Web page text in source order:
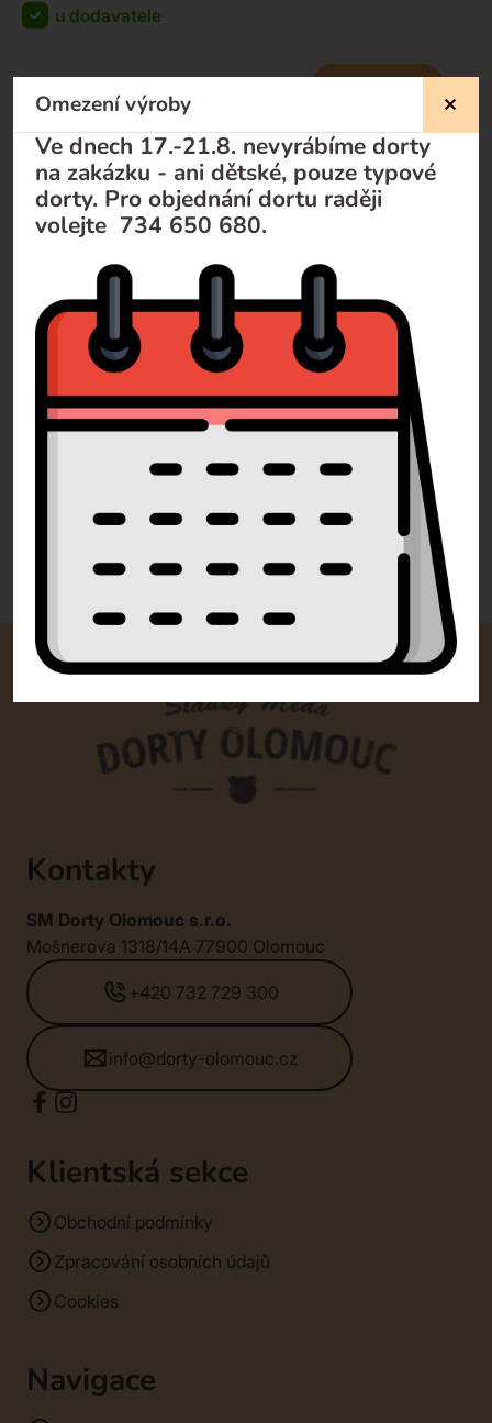
u dodavatele
zdarma
zdarma - +
Nevíte si rady?
Volejte
Pište
Kontakty
SM Dorty Olomouc s.r.o.
Mošnerova 1318/14A 77900 Olomouc
+420 732 729 300
info@dorty-olomouc.cz
Klientská sekce
Obchodní podmínky
Zpracování osobních údajů
Cookies
Navigace
Omezení výroby
Ve dnech 17.-21.8. nevyrábíme dorty
na zakázku - ani dětské, pouze typové
dorty. Pro objednání dortu raději
volejte 734 650 680.